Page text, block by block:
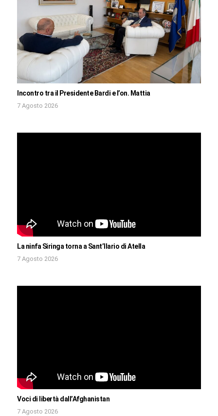
Incontro tra il Presidente Bardi e l’on. Mattia
7 Agosto 2026
La ninfa Siringa torna a Sant’Ilario di Atella
7 Agosto 2026
Voci di libertà dall’Afghanistan
7 Agosto 2026